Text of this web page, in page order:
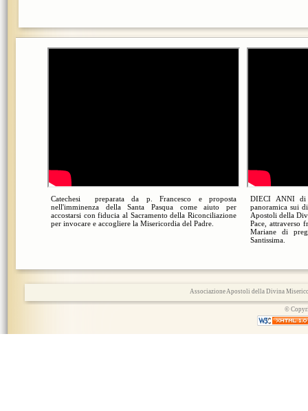
Catechesi preparata da p. Francesco e proposta
nell'imminenza della Santa Pasqua come aiuto per
accostarsi con fiducia al Sacramento della Riconciliazione
per invocare e accogliere la Misericordia del Padre.
DIECI ANNI
panoramica sui
Apostoli della
Pace, attraverso
Mariane di
Santissima.
Associazione Apostoli della Divina
©